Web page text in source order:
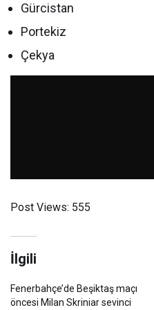
Gürcistan
Portekiz
Çekya
Post Views: 555
İlgili
Fenerbahçe’de Beşiktaş maçı
öncesi Milan Skriniar sevinci